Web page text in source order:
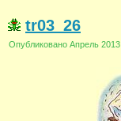
tr03_26
Опубликовано Апрель 2013